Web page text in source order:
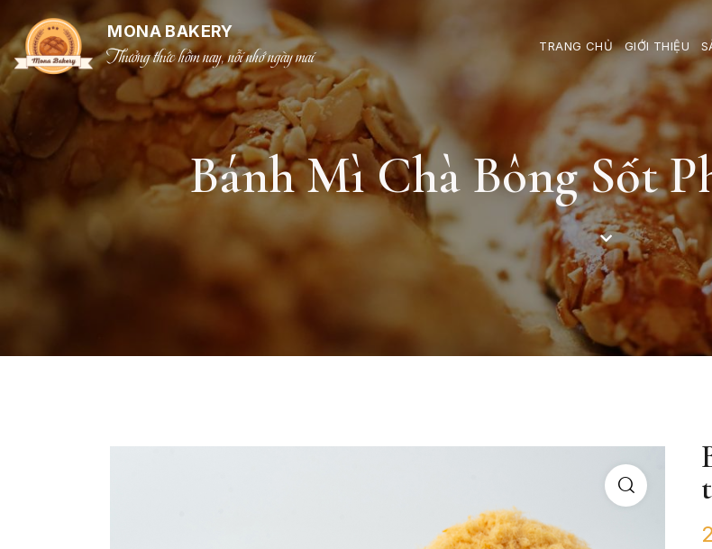
MONA BAKERY
Thưởng thức hồm nay, nỗi nhớ ngày mai TRANG CHỦ GIỚI THIỆU
Bánh Mì Chà Bông Sốt